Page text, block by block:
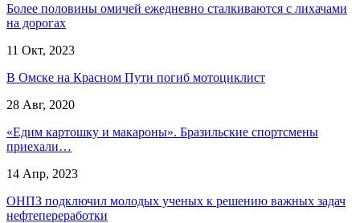
Более половины омичей ежедневно сталкиваются с лихачами
на дорогах
11 Окт, 2023
В Омске на Красном Пути погиб мотоциклист
28 Авг, 2020
«Едим картошку и макароны». Бразильские спортсмены
приехали…
14 Апр, 2023
ОНПЗ подключил молодых ученых к решению важных задач
нефтепереработки